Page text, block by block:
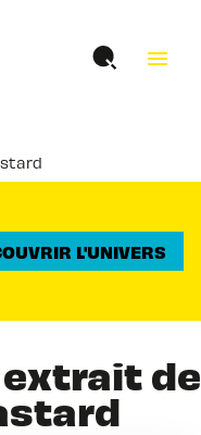
menu
L'UNIVERS
de